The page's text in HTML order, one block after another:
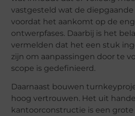
vastgesteld wat de
voordat het aankomt op de
ontwerpfases. Daarbij is het
vermelden dat het een stuk
zijn om aanpassingen door te
scope is gedefinieerd.
Daarnaast bouwen
hoog vertrouwen. Het uit
kantoorconstructie is een